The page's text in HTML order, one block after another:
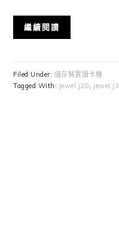
繼續閱讀
Filed Under: 儲存裝置讀卡機
Tagged With: jewel j20, jewel